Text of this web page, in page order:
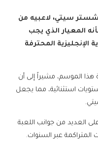
سيتي، لاعبيه من
المعيار الذي يجب
الإنجليزية المحترفة
هذا الموسم، مشيراً إلى أن
استثنائية، مما يجعل
العديد من جوانب اللعبة
المتراكمة عبر السنوات.